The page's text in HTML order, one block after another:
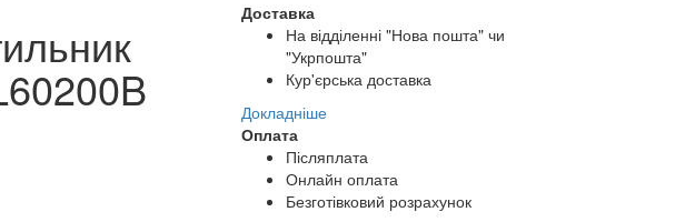
Доставка
На відділенні "Нова пошта" чи
"Укрпошта"
Кур'єрська доставка
Докладніше
Оплата
Післяплата
Онлайн оплата
Безготівковий розрахунок